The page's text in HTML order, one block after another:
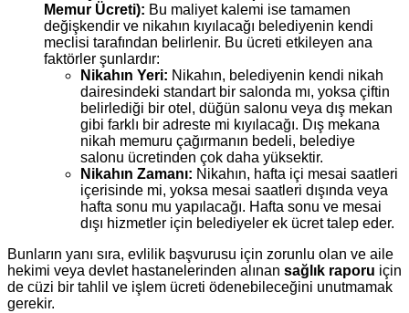
Memur Ücreti): Bu maliyet kalemi ise tamamen
değişkendir ve nikahın kıyılacağı belediyenin kendi
meclisi tarafından belirlenir. Bu ücreti etkileyen ana
faktörler şunlardır:
Nikahın Yeri: Nikahın, belediyenin kendi nikah
dairesindeki standart bir salonda mı, yoksa çiftin
belirlediği bir otel, düğün salonu veya dış mekan
gibi farklı bir adreste mi kıyılacağı. Dış mekana
nikah memuru çağırmanın bedeli, belediye
salonu ücretinden çok daha yüksektir.
Nikahın Zamanı: Nikahın, hafta içi mesai saatleri
içerisinde mi, yoksa mesai saatleri dışında veya
hafta sonu mu yapılacağı. Hafta sonu ve mesai
dışı hizmetler için belediyeler ek ücret talep eder.
Bunların yanı sıra, evlilik başvurusu için zorunlu olan ve aile
hekimi veya devlet hastanelerinden alınan sağlık raporu için
de cüzi bir tahlil ve işlem ücreti ödenebileceğini unutmamak
gerekir.